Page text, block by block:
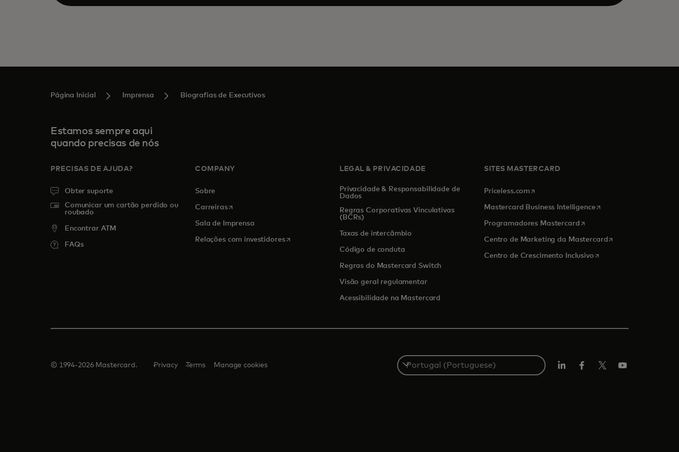
Página Inicial Imprensa Biografias de Executivos
Estamos sempre aqui
quando precisas de nós
PRECISAS DE AJUDA?
Obter suporte
Comunicar um cartão perdido ou
roubado
Encontrar ATM
FAQs
COMPANY
Sobre
Carreirasopens in a new tab
Sala de Imprensa
Relações com investidoresopens in a new tab
LEGAL & PRIVACIDADE
Privacidade & Responsabilidade de
Dados
Regras Corporativas Vinculativas
(BCRs)
Taxas de intercâmbio
Código de conduta
Regras do Mastercard Switch
Visão geral regulamentar
Acessibilidade na Mastercard
SITES MASTERCARD
Priceless.com opens in a new tab
Mastercard Business Intelligenceopens in a new tab
Programadores Mastercardopens in a new tab
Centro de Marketing da Mastercardopens in a new tab
Centro de Crescimento Inclusivoopens in a new tab
© 1994-2026 Mastercard. Privacy Terms Manage cookies
Select
a
country